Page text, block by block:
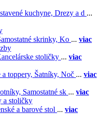
kuchyne, Drezy a d ...
skrinky, Ko ... viac
stoličky ... viac
a toppery, Šatníky, Noč ... viac
Samostatné sk ... viac
a stoličky
a barové stol ... viac